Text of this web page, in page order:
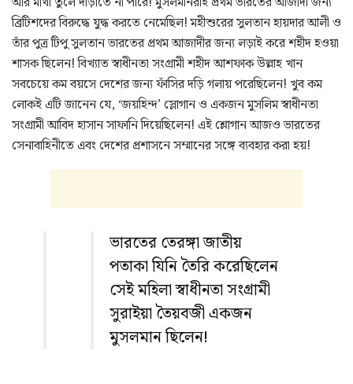
ব্রিটিশদের বিরুদ্ধে যুদ্ধ করতে নেমেছিল! মহীশুরের সুলতান হায়দার আলী ও
তাঁর পুত্র টিপু সুলতান ভারতের প্রথম আজাদীর জন্য লড়াই করে শহীদ হওয়া
শাসক ছিলেন! বিখ্যাত স্বাধীনতা সংগ্রামী শহীদ আশফাক উল্লাহ খান
সবচেয়ে কম বয়সে দেশের জন্য ফাঁসির দড়ি গলায় পরেছিলেন! খুব কম
লোকই এটি জানেন যে, ‘জয়হিন্দ’ স্লোগান ও একজন মুসলিম স্বাধীনতা
সংগ্রামী আবিদ হাসান সাফানি দিয়েছিলেন! এই শ্লোগান আজও ভারতের
সেনাবাহিনীতে এবং দেশের প্রশাসনে সম্মানের সঙ্গে ব্যবহার করা হয়!
ভারতের তেরঙ্গা জাতীয়
পতাকা যিনি তৈরি করেছিলেন
সেই মহিলা স্বাধীনতা সংগ্রামী
সুরাইয়া তৈয়বজী একজন
মুসলমান ছিলেন!